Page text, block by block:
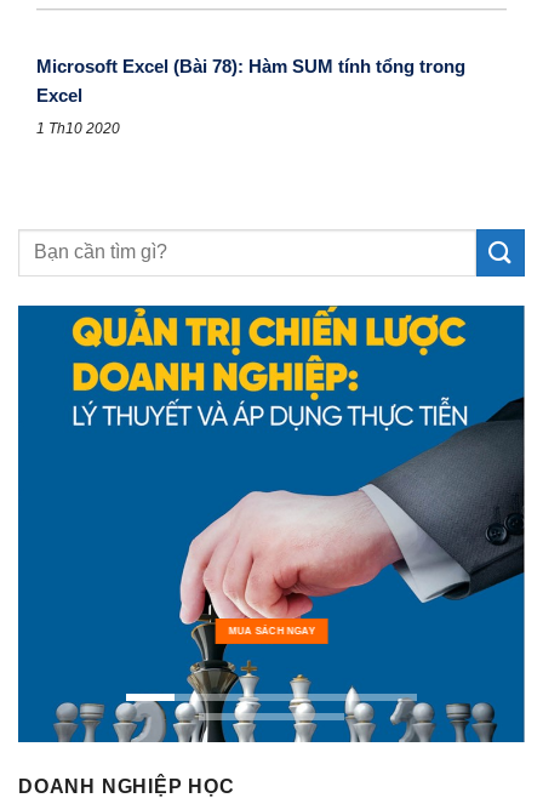
Microsoft Excel (Bài 78): Hàm SUM tính tổng trong
Excel
1 Th10 2020
MUA SÁCH NGAY
DOANH NGHIỆP HỌC